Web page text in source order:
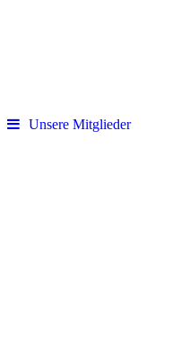
Unsere Mitglieder